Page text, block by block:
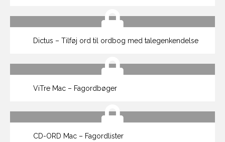
Dictus – Tilføj ord til ordbog med talegenkendelse
ViTre Mac – Fagordbøger
CD-ORD Mac – Fagordlister